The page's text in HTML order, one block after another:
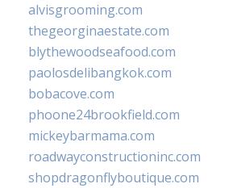
alvisgrooming.com
thegeorginaestate.com
blythewoodseafood.com
paolosdelibangkok.com
bobacove.com
phoone24brookfield.com
mickeybarmama.com
roadwayconstructioninc.com
shopdragonflyboutique.com